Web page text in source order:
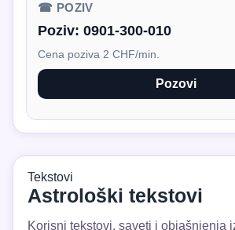
☎ POZIV
Poziv: 0901-300-010
Cena poziva 2 CHF/min.
Pozovi
Tekstovi
Astrološki tekstovi
Korisni tekstovi, saveti i objašnjenja